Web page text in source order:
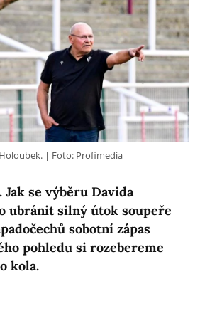
Jak se výběru Davida
ubránit silný útok soupeře
sobotní zápas
pohledu si rozebereme
kola.
Foto: Profimedia